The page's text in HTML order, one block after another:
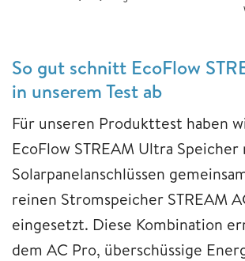
So gut schnitt EcoFlow
in unserem Test ab
Für unseren Produkttest haben
EcoFlow STREAM Ultra
Solarpanelanschlüssen
reinen Stromspeicher STREAM
eingesetzt. Diese Kombination
dem AC Pro, überschüssige